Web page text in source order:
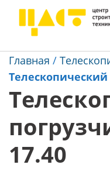
Главная /
Телескопический
17.40